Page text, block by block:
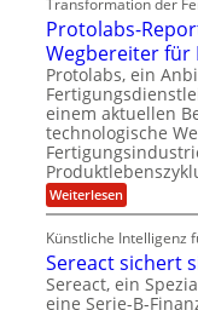
i
n
m
e
r
i
k
a
e
r
e
n
t
r
m
f
ü
r
3
D
-
D
u
c
k
f
ü
d
e
n
M
a
s
c
h
i
n
e
n
-
u
n
s
t
q
u
a
n
t
e
n
k
r
y
p
t
o
g
r
a
Protolabs-
Wegbereiter für
Protolabs, ein
einem aktuellen
technologische
Weiterlesen:
P
o
t
o
l
Künstliche Intelligenz
Sereact sichert
Sereact, ein
eine Serie-B-